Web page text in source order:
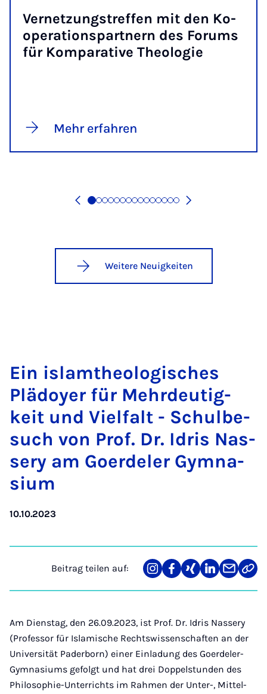
Ver­net­zungs­tref­fen mit den Ko­
ope­ra­ti­ons­part­nern des Fo­rums
für Kom­pa­ra­ti­ve Theo­lo­gie
Mehr erfahren
Weitere Neuigkeiten
Ein isl­amtheo­lo­gi­sches
Plä­doy­er für Mehr­deu­tig­
keit und Viel­falt - Schul­be­
such von Prof. Dr. Idris Nas­
se­ry am Goer­de­ler Gym­na­
si­um
10.10.2023
Beitrag teilen auf:
Teilen
auf
Teilen
auf
Teilen
auf
Teilen
auf
Teilen
über
Link
Am Dienstag, den 26.09.2023, ist Prof. Dr. Idris Nassery
(Professor für Islamische Rechtswissenschaften an der
Universität Paderborn) einer Einladung des Goerdeler-
Gymnasiums gefolgt und hat drei Doppelstunden des
Philosophie-Unterrichts im Rahmen der Unter-, Mittel-